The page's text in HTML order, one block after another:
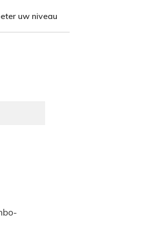
uw niveau